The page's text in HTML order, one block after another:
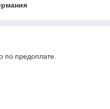
по предоплате.